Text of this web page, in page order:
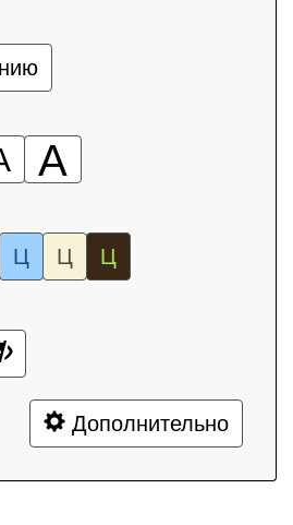
А
Ц Ц Ц
Дополнительно